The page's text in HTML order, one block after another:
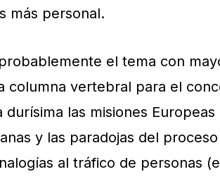
más personal.
probablemente el tema con
columna vertebral para el
las misiones Europeas
y las paradojas del
al tráfico de personas